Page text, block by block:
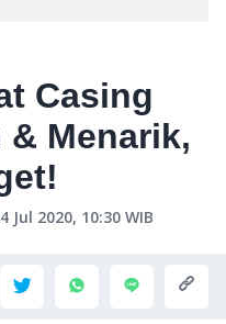
Casing
& Menarik,
Jul 2020, 10:30 WIB